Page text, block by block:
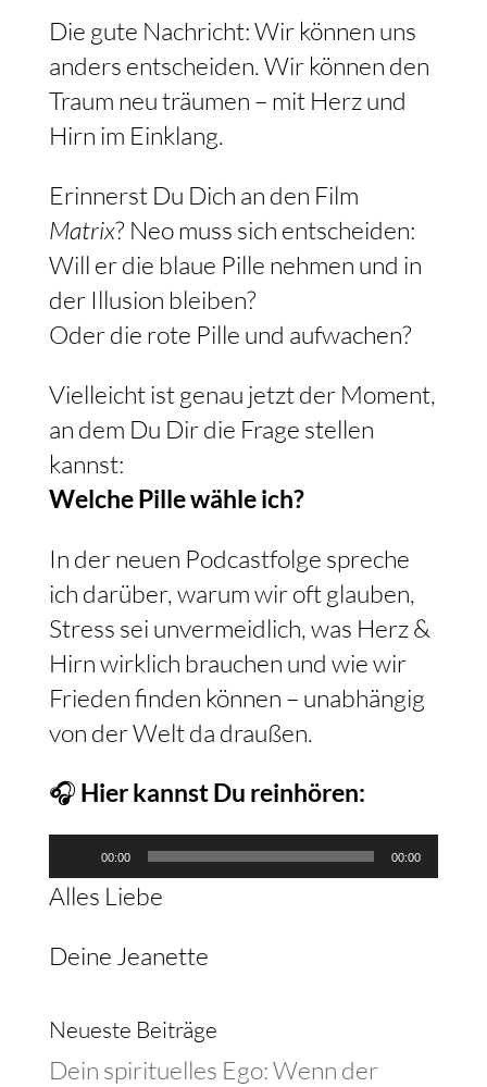
Die gute Nachricht: Wir können uns
anders entscheiden. Wir können den
Traum neu träumen – mit Herz und
Hirn im Einklang.
Erinnerst Du Dich an den Film
Matrix? Neo muss sich entscheiden:
Will er die blaue Pille nehmen und in
der Illusion bleiben?
Oder die rote Pille und aufwachen?
Vielleicht ist genau jetzt der Moment,
an dem Du Dir die Frage stellen
kannst:
Welche Pille wähle ich?
In der neuen Podcastfolge spreche
ich darüber, warum wir oft glauben,
Stress sei unvermeidlich, was Herz &
Hirn wirklich brauchen und wie wir
Frieden finden können – unabhängig
von der Welt da draußen.
🎧 Hier kannst Du reinhören:
Audio-
Player
00:00 00:00
Alles Liebe
Deine Jeanette
Neueste Beiträge
Dein spirituelles Ego: Wenn der